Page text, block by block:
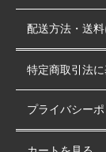
配送方法・送
特定商取引法
プライバシー